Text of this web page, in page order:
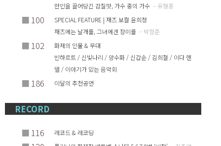
만인을 끌어당긴 감칠맛, 가수 중의 가수 – 유형종
■ 100
SPECIAL FEATURE | 재즈 보컬 윤희정
재즈에는 날개를, 그녀에겐 장미를 – 박정준
■ 102
화제의 인물 & 무대
빈하르트 / 신빛나리 / 양수화 / 신갑순 / 김희철 / 이다 헨
델 / 이야기가 있는 음악회
■ 186 이달의 추천공연
RECORD
■ 116 레코드 & 레코딩